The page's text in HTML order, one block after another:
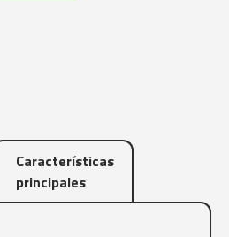
Características
principales